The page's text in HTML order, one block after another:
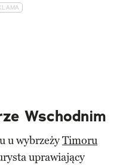
Wschodnim
u wybrzeżyTimoru
uprawiający